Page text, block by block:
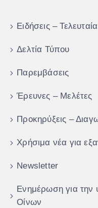
Ειδήσεις –
Δελτία Τύπου
Παρεμβάσεις
Έρευνες – Μελέτες
Προκηρύξεις –
Χρήσιμα νέα για
Newsletter
Ενημέρωση για την
Οίνων